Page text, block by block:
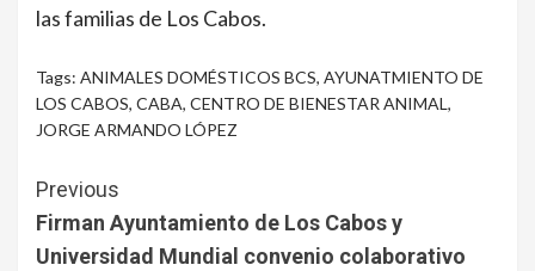
las familias de Los Cabos.
Tags: ANIMALES DOMÉSTICOS BCS, AYUNATMIENTO DE
LOS CABOS, CABA, CENTRO DE BIENESTAR ANIMAL,
JORGE ARMANDO LÓPEZ
Continue
Reading
Previous
Firman Ayuntamiento de Los Cabos y
Universidad Mundial convenio colaborativo